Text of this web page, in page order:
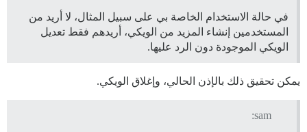
في حالة الاستخدام الخاصة بي على سبيل المثال، لا أريد من
المستخدمين إنشاء المزيد من الويكي، أريدهم فقط تعديل
الويكي الموجودة دون الرد عليها.
يمكن تحقيق ذلك بالإذن الحالي، وإغلاق الويكي.
sam: